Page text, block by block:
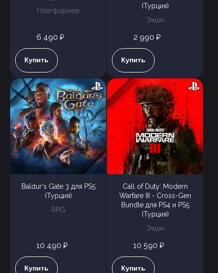
Платформер
6 490 ₽
Купить
(Турция)
Экшн
2 990 ₽
Купить
Baldur's Gate 3 для PS5
(Турция)
RPG
10 490 ₽
Купить
Call of Duty: Modern
Warfare III - Cross-Gen
Bundle для PS4 и PS5
(Турция)
Экшн
10 590 ₽
Купить